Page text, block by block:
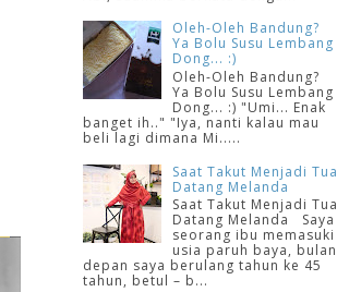
Oleh-Oleh Bandung?
Ya Bolu Susu Lembang
Dong... :)
Oleh-Oleh Bandung?
Ya Bolu Susu Lembang
Dong... :) "Umi... Enak
banget ih.." "Iya, nanti kalau mau
beli lagi dimana Mi.....
Saat Takut Menjadi Tua
Datang Melanda
Saat Takut Menjadi Tua
Datang Melanda Saya
seorang ibu memasuki
usia paruh baya, bulan
depan saya berulang tahun ke 45
tahun, betul – b...